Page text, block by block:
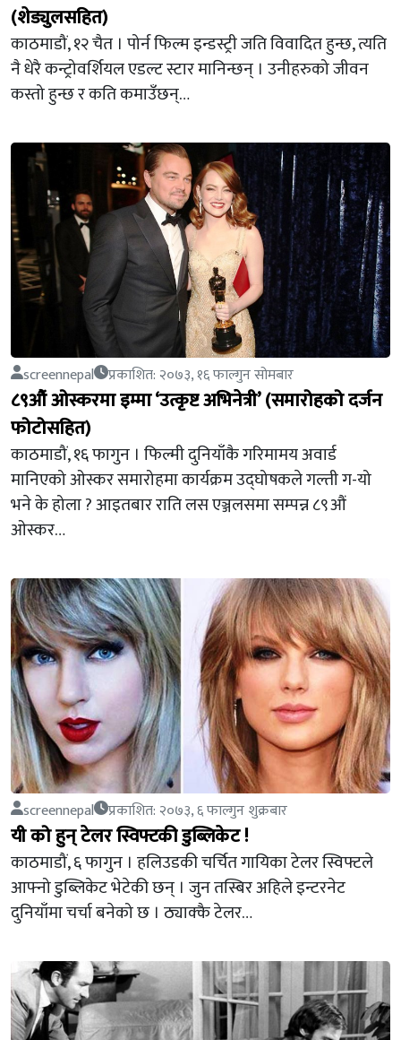
(शेड्युलसहित)
काठमाडौं, १२ चैत । पोर्न फिल्म इन्डस्ट्री जति विवादित हुन्छ, त्यति
नै धेरै कन्ट्रोवर्शियल एडल्ट स्टार मानिन्छन् । उनीहरुको जीवन
कस्तो हुन्छ र कति कमाउँछन्…
screennepal प्रकाशित: २०७३, १६ फाल्गुन सोमबार
८९औं ओस्करमा इम्मा ‘उत्कृष्ट अभिनेत्री’ (समारोहको दर्जन
फोटोसहित)
काठमाडौं, १६ फागुन । फिल्मी दुनियाँकै गरिमामय अवार्ड
मानिएको ओस्कर समारोहमा कार्यक्रम उद्घोषकले गल्ती ग-यो
भने के होला ? आइतबार राति लस एञ्जलसमा सम्पन्न ८९औं
ओस्कर…
screennepal प्रकाशित: २०७३, ६ फाल्गुन शुक्रबार
यी को हुन् टेलर स्विफ्टकी डुब्लिकेट !
काठमाडौं, ६ फागुन । हलिउडकी चर्चित गायिका टेलर स्विफ्टले
आफ्नो डुब्लिकेट भेटेकी छन् । जुन तस्बिर अहिले इन्टरनेट
दुनियाँमा चर्चा बनेको छ । ठ्याक्कै टेलर…